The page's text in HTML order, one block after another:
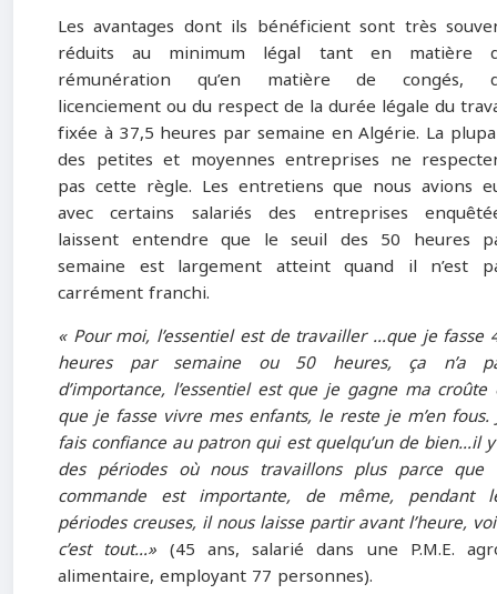
Les avantages dont ils bénéficient sont très
réduits au minimum légal tant en matière
rémunération qu’en matière de congés,
licenciement ou du respect de la durée légale du
fixée à 37,5 heures par semaine en Algérie. La
des petites et moyennes entreprises ne
pas cette règle. Les entretiens que nous avions
avec certains salariés des entreprises
laissent entendre que le seuil des 50 heures
semaine est largement atteint quand il n’est
carrément franchi.
« Pour moi, l’essentiel est de travailler …que je fasse
heures par semaine ou 50 heures, ça n’a
d’importance, l’essentiel est que je gagne ma croûte
que je fasse vivre mes enfants, le reste je m’en fous.
fais confiance au patron qui est quelqu’un de bien…il
des périodes où nous travaillons plus parce que
commande est importante, de même, pendant
périodes creuses, il nous laisse partir avant l’heure,
c’est tout…» (45 ans, salarié dans une P.M.E.
alimentaire, employant 77 personnes).